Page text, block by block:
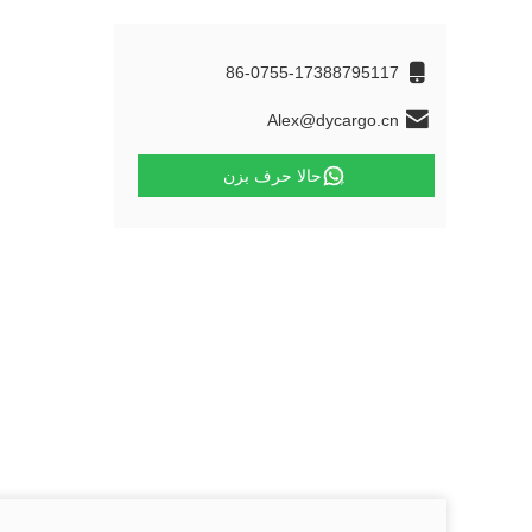
86-0755-17388795117
Alex@dycargo.cn
حالا حرف بزن